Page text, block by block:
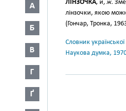
А
Б
В
Г
Ґ
ЛІ́НЗОЧКА, и, ж.
лінзочки, якою
(Гончар, Тронка,
Словник
Наукова думка,